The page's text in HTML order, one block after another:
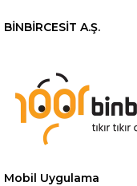
BİNBİRCESİT A.Ş.
Mobil Uygulama